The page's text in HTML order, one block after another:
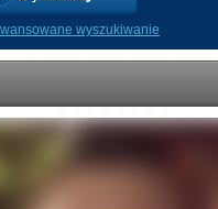
wyszukiwanie